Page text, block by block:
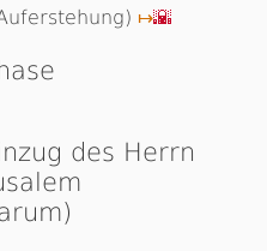
↦🌇
des Herrn